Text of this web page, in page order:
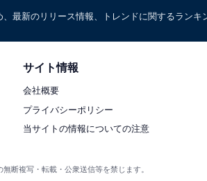
最新のリリース情報、トレンドに関するランキ
サイト情報
会社概要
プライバシーポリシー
当サイトの情報についての注意
断複写・転載・公衆送信等を禁じます。